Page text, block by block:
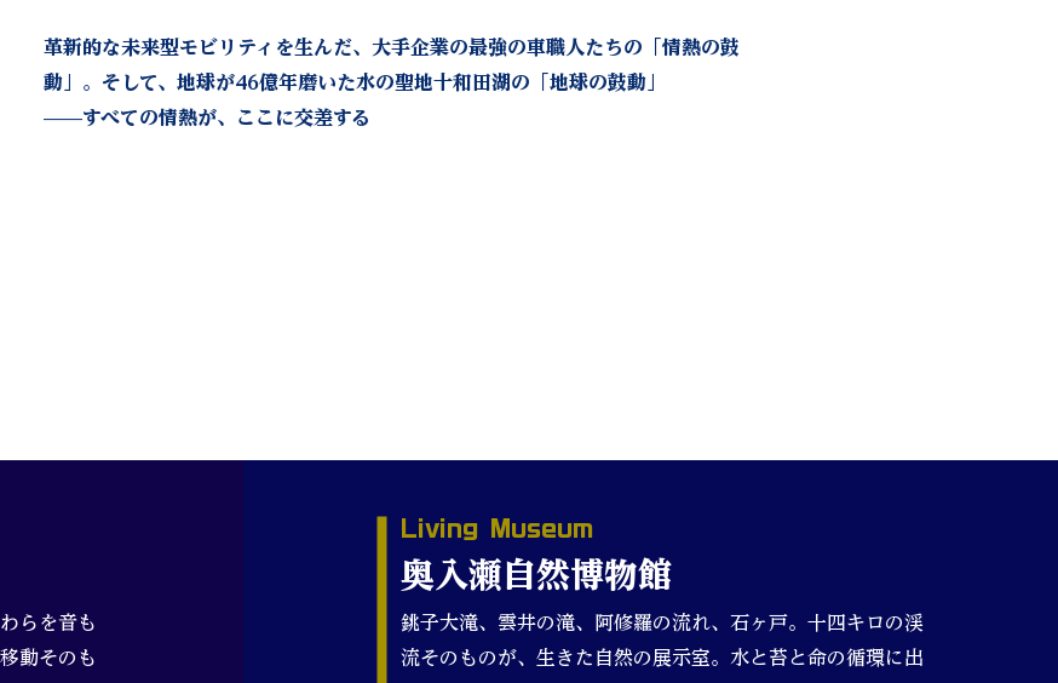
革新的な未来型モビリティを生んだ、大手企業の最強の車職人たちの「情熱の鼓
動」。そして、地球が46億年磨いた水の聖地十和田湖の「地球の鼓動」
——すべての情熱が、ここに交差する
らを音も
動そのも
​Living Museum
​奥入瀬自然博物館
銚子大滝、雲井の滝、阿修羅の流れ、石ヶ戸。十四キロの渓
流そのものが、生きた自然の展示室。水と苔と命の循環に出